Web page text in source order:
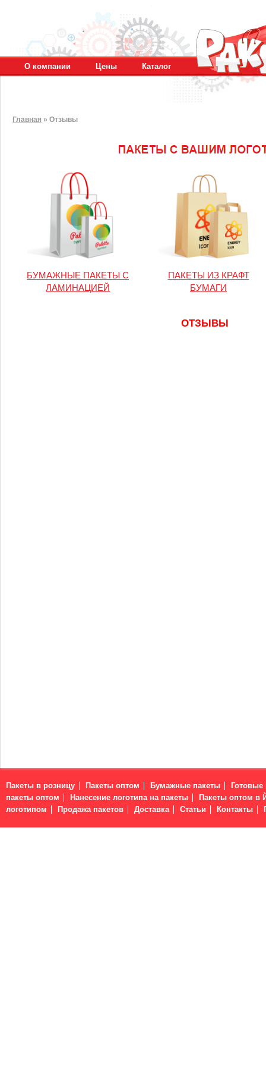
О компании Цены Каталог
Главная » Отзывы
БУМАЖНЫЕ ПАКЕТЫ С
ЛАМИНАЦИЕЙ
ПАКЕТЫ ИЗ КРАФТ
БУМАГИ
ОТЗЫВЫ
Пакеты в розницу Пакеты оптом Бумажные пакеты
Готовые
пакеты оптом
Нанесение логотипа на пакеты
Пакеты оптом в
логотипом
Продажа пакетов Доставка Статьи Контакты